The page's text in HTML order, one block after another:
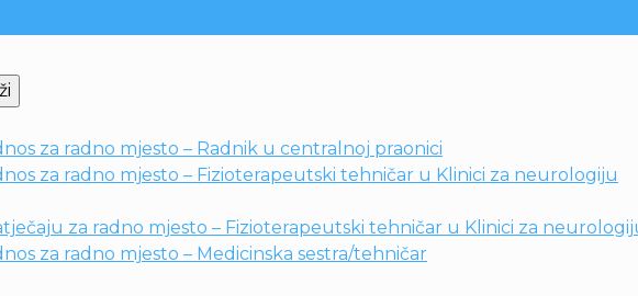
za radno mjesto – Radnik u centralnoj praonici
za radno mjesto – Fizioterapeutski tehničar u Klinici za neurologiju
za radno mjesto – Fizioterapeutski tehničar u Klinici za
za radno mjesto – Medicinska sestra/tehničar